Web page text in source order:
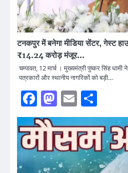
टनकपुर में बनेगा मीडिया सेंटर, गेस्ट
₹14.24 करोड़ मंजूर…
चम्पावत, 12 मार्च । मुख्यमंत्री पुष्कर सिंह धामी
पत्रकारों और स्थानीय नागरिकों को बड़ी…
Facebook
Mastodon
Email